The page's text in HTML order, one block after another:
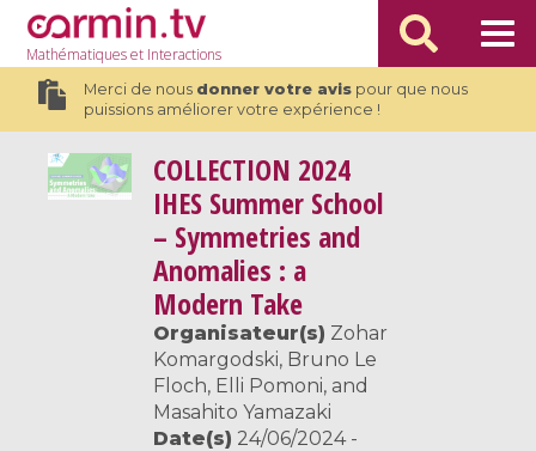
Mathématiqueset Interactions
Merci de nous donner votre avispour que nous
puissions améliorer votre expérience !
COLLECTION 2024
IHES Summer School
– Symmetries and
Anomalies : a
Modern Take
Organisateur(s) Zohar
Komargodski, Bruno Le
Floch, Elli Pomoni, and
Masahito Yamazaki
Date(s) 24/06/2024 -